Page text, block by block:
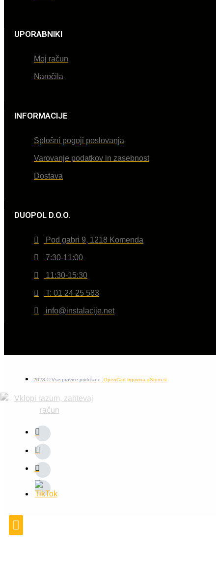
UPORABNIKI
Moj račun
Naročila
INFORMACIJE
Splošni pogoji poslovanja
Varovanje podatkov in zasebnost
Dostava
DUOPOL D.O.O.
Pod gabri 9, 1218 Komenda
7:30-11:00
11:30-15:30
T: 01 24 25 583
info@instalacije.net
2023 © Vse pravice pridržane OpenCart trgovina qStom.si